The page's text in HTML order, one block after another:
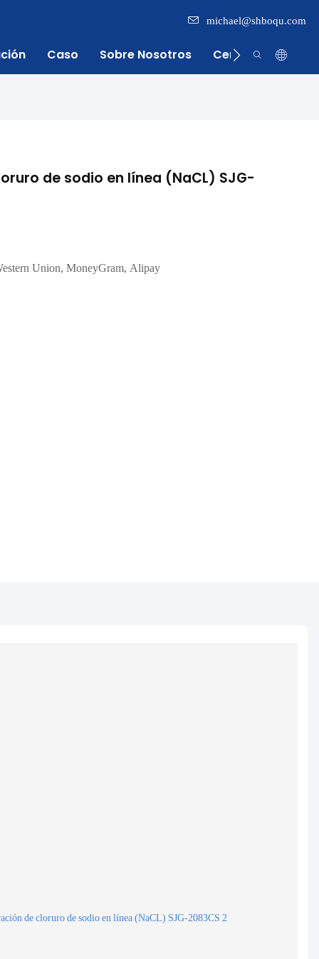
michael@shboqu.com
Caso Sobre Nosotros Centro De
de sodio en línea (NaCL) SJG-
Union, MoneyGram, Alipay